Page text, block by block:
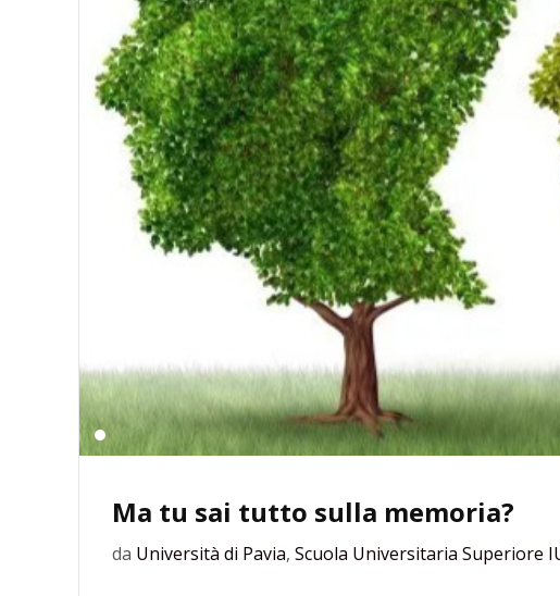
Ma tu sai tutto sulla memoria?
da Università di Pavia, Scuola Universitaria Superiore